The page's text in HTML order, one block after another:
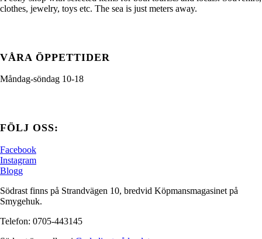
clothes, jewelry, toys etc. The sea is just meters away.
VÅRA ÖPPETTIDER
Måndag-söndag 10-18
FÖLJ OSS:
Facebook
Instagram
Blogg
Södrast finns på Strandvägen 10, bredvid Köpmansmagasinet på
Smygehuk.
Telefon: 0705-443145